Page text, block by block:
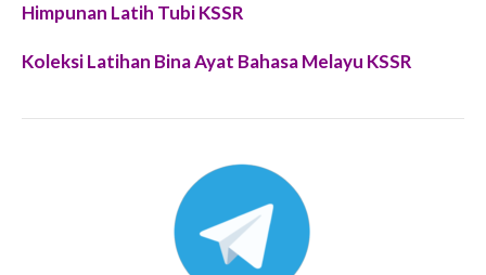
Himpunan Latih Tubi KSSR
Koleksi Latihan Bina Ayat Bahasa Melayu KSSR